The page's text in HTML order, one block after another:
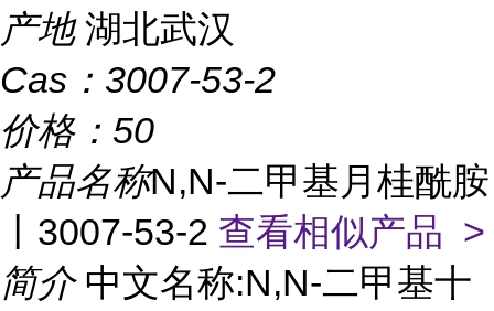
产地 湖北武汉
Cas： 3007-53-2
价格： 50
产品名称N,N-二甲基月桂酰胺
丨3007-53-2 查看相似产品 >
简介 中文名称:N,N-二甲基十